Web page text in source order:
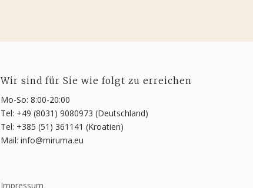
Wir sind für Sie wie folgt zu erreichen
Mo-So: 8:00-20:00
Tel: +49 (8031) 9080973 (Deutschland)
Tel: +385 (51) 361141 (Kroatien)
Mail: info@miruma.eu
Impressum